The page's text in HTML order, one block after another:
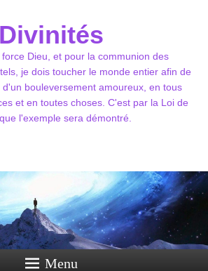
Divinités
Dieu, et pour la communion des
je dois toucher le monde entier afin de
bouleversement amoureux, en tous
et en toutes choses. C'est par la Loi de
l'exemple sera démontré.
Menu